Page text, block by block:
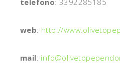
telefono: 3392285185
web: http://
mail: